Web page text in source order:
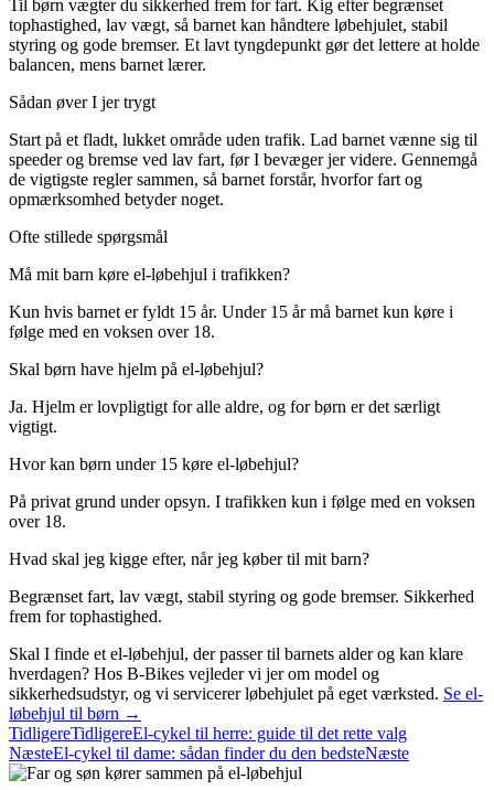
Til børn vægter du sikkerhed frem for fart. Kig efter begrænset
tophastighed, lav vægt, så barnet kan håndtere løbehjulet, stabil
styring og gode bremser. Et lavt tyngdepunkt gør det lettere at holde
balancen, mens barnet lærer.
Sådan øver I jer trygt
Start på et fladt, lukket område uden trafik. Lad barnet vænne sig til
speeder og bremse ved lav fart, før I bevæger jer videre. Gennemgå
de vigtigste regler sammen, så barnet forstår, hvorfor fart og
opmærksomhed betyder noget.
Ofte stillede spørgsmål
Må mit barn køre el-løbehjul i trafikken?
Kun hvis barnet er fyldt 15 år. Under 15 år må barnet kun køre i
følge med en voksen over 18.
Skal børn have hjelm på el-løbehjul?
Ja. Hjelm er lovpligtigt for alle aldre, og for børn er det særligt
vigtigt.
Hvor kan børn under 15 køre el-løbehjul?
På privat grund under opsyn. I trafikken kun i følge med en voksen
over 18.
Hvad skal jeg kigge efter, når jeg køber til mit barn?
Begrænset fart, lav vægt, stabil styring og gode bremser. Sikkerhed
frem for tophastighed.
Skal I finde et el-løbehjul, der passer til barnets alder og kan klare
hverdagen? Hos B-Bikes vejleder vi jer om model og
sikkerhedsudstyr, og vi servicerer løbehjulet på eget værksted. Se el-
løbehjul til børn →
TidligereTidligereEl-cykel til herre: guide til det rette valg
NæsteEl-cykel til dame: sådan finder du den bedsteNæste